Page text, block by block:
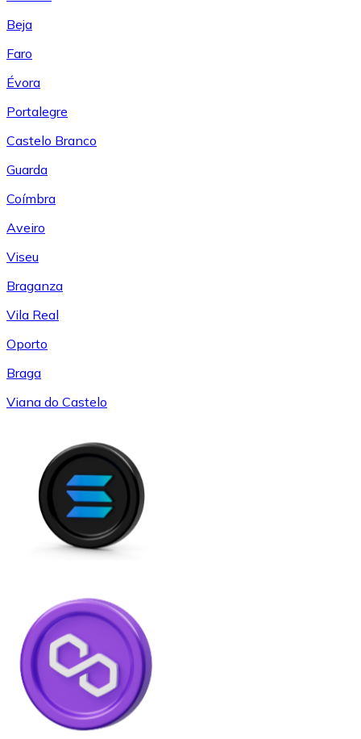
Beja
Faro
Évora
Portalegre
Castelo Branco
Guarda
Coímbra
Aveiro
Viseu
Braganza
Vila Real
Oporto
Braga
Viana do Castelo